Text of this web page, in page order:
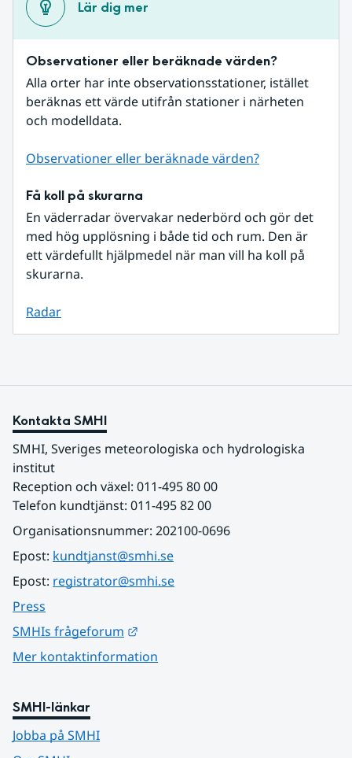
Lär dig mer
Observationer eller beräknade värden?
Alla orter har inte observationsstationer, istället
beräknas ett värde utifrån stationer i närheten
och modelldata.
Observationer eller beräknade värden?
Få koll på skurarna
En väderradar övervakar nederbörd och gör det
med hög upplösning i både tid och rum. Den är
ett värdefullt hjälpmedel när man vill ha koll på
skurarna.
Radar
Kontakta SMHI
SMHI, Sveriges meteorologiska och hydrologiska
institut
Reception och växel: 011-495 80 00
Telefon kundtjänst: 011-495 82 00
Organisationsnummer: 202100-0696
Epost: kundtjanst@smhi.se
Epost: registrator@smhi.se
Press
SMHIs frågeforum
Mer kontaktinformation
SMHI-länkar
Jobba på SMHI